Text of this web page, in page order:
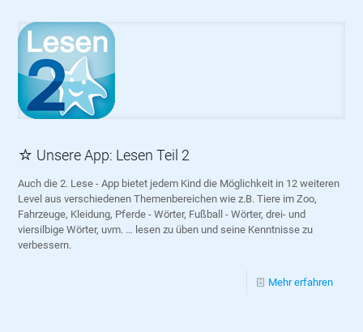
☆ Unsere App: Lesen Teil 2
Auch die 2. Lese - App bietet jedem Kind die Möglichkeit in 12 weiteren
Level aus verschiedenen Themenbereichen wie z.B. Tiere im Zoo,
Fahrzeuge, Kleidung, Pferde - Wörter, Fußball - Wörter, drei- und
viersilbige Wörter, uvm. … lesen zu üben und seine Kenntnisse zu
verbessern.
Mehr erfahren